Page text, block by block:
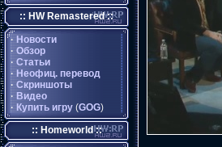
:: HW Remastered ::
· Новости
· Обзор
· Статьи
· Неофиц. перевод
· Скриншоты
· Видео
· Купить игру (GOG)
:: Homeworld ::